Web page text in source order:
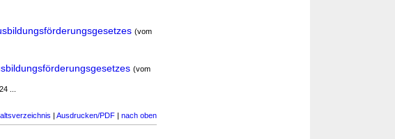
(vom
(vom
...
| Ausdrucken/PDF | nach oben